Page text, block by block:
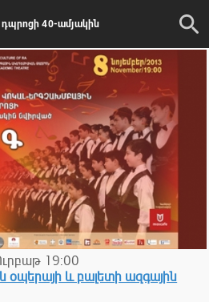
դպրոցի 40-ամյակին
19:00
և բալետի ազգային